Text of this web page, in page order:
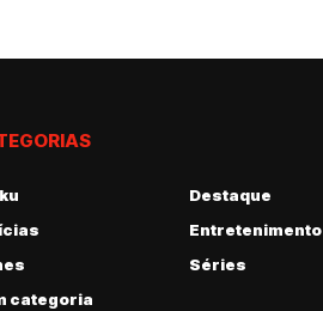
Destaque
Entretenimento
Séries
categoria